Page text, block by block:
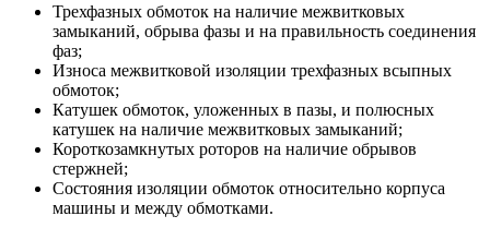
Трехфазных обмоток на наличие межвитковых
замыканий, обрыва фазы и на правильность соединения
фаз;
Износа межвитковой изоляции трехфазных всыпных
обмоток;
Катушек обмоток, уложенных в пазы, и полюсных
катушек на наличие межвитковых замыканий;
Короткозамкнутых роторов на наличие обрывов
стержней;
Состояния изоляции обмоток относительно корпуса
машины и между обмотками.